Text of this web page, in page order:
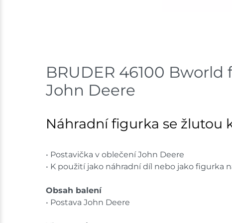
BRUDER 46100
John Deere
Náhradní figurka se žlutou
• Postavička v oblečení John Deere
• K použití jako náhradní díl nebo jako figurka
Obsah balení
• Postava John Deere